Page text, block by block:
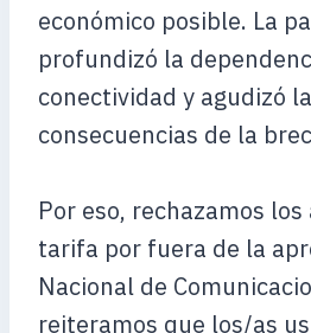
económico posible. La
profundizó la
conectividad y agudizó
consecuencias de la
Por eso, rechazamos
tarifa por fuera de la
Nacional de
reiteramos que los/as